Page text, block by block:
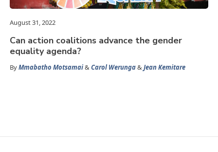
August 31, 2022
Can action coalitions advance the gender
equality agenda?
ByMmabatho Motsamai&Carol Werunga&Jean Kemitare